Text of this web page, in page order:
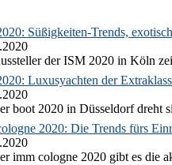
Süßigkeiten-Trends,
der ISM 2020 in Köln
Luxusyachten der
boot 2020 in Düsseldorf dreht
2020: Die Trends fürs
imm cologne 2020 gibt es die